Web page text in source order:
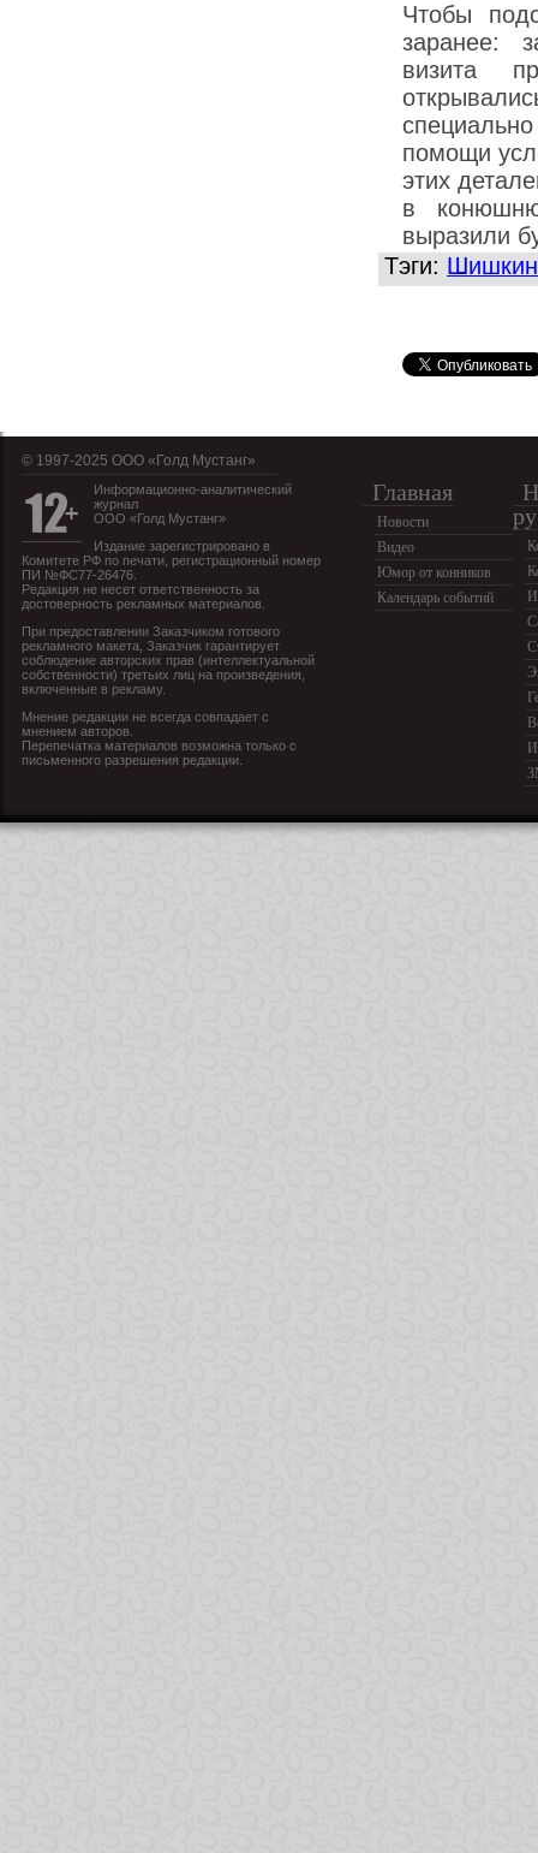
Чтобы
заранее:
визита
помощи
этих
в
выразили
Тэги: Шишкин
© 1997-2025 OOO «Голд Мустанг»
Информационно-аналитический
журнал
ООО «Голд Мустанг»
Издание зарегистрировано в
Комитете РФ по печати, регистрационный номер
ПИ №ФС77-26476.
Редакция не несет ответственность за
достоверность рекламных материалов.
При предоставлении Заказчиком готового
рекламного макета, Заказчик гарантирует
соблюдение авторских прав (интеллектуальной
собственности) третьих лиц на произведения,
включенные в рекламу.
Мнение редакции не всегда совпадает с
мнением авторов.
Перепечатка материалов возможна только с
письменного разрешения редакции.
Главная
Новости
Видео
Юмор от конников
Календарь событий